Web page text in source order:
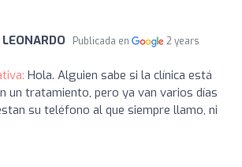
Publicada en
2 years
Hola. Alguien sabe si la clínica está
un tratamiento, pero ya van varios días
su teléfono al que siempre llamo, ni